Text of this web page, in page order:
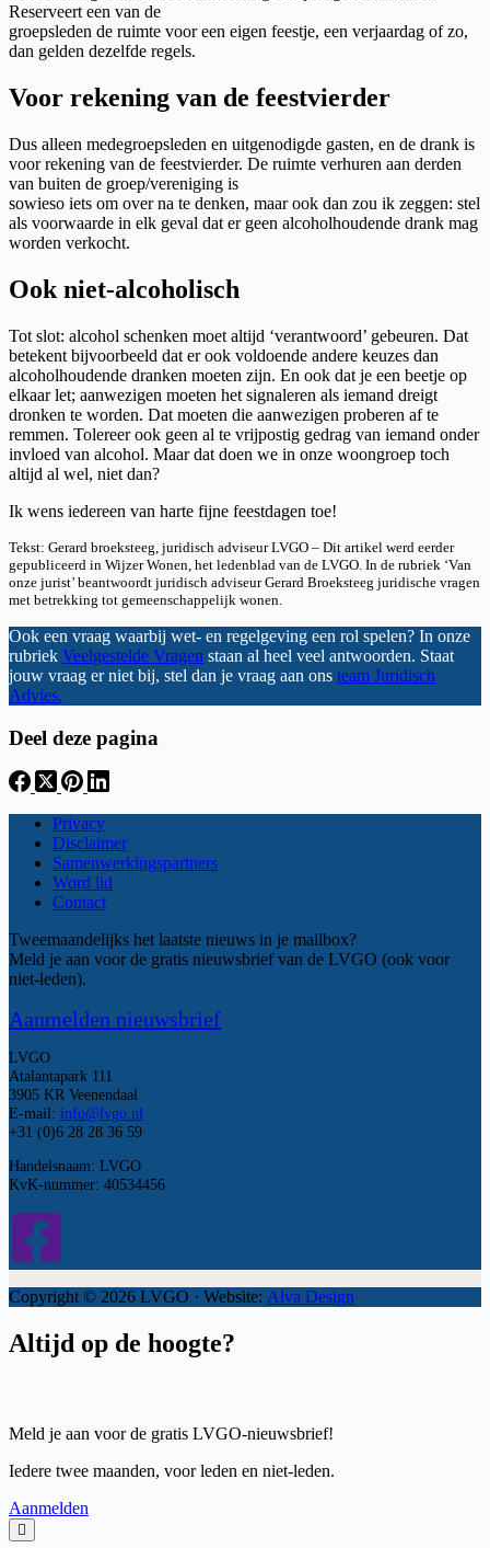
Reserveert een van de
groepsleden de ruimte voor een eigen feestje, een verjaardag of zo,
dan gelden dezelfde regels.
Voor rekening van de feestvierder
Dus alleen medegroepsleden en uitgenodigde gasten, en de drank is
voor rekening van de feestvierder. De ruimte verhuren aan derden
van buiten de groep/vereniging is
sowieso iets om over na te denken, maar ook dan zou ik zeggen: stel
als voorwaarde in elk geval dat er geen alcoholhoudende drank mag
worden verkocht.
Ook niet-alcoholisch
Tot slot: alcohol schenken moet altijd ‘verantwoord’ gebeuren. Dat
betekent bijvoorbeeld dat er ook voldoende andere keuzes dan
alcoholhoudende dranken moeten zijn. En ook dat je een beetje op
elkaar let; aanwezigen moeten het signaleren als iemand dreigt
dronken te worden. Dat moeten die aanwezigen proberen af te
remmen. Tolereer ook geen al te vrijpostig gedrag van iemand onder
invloed van alcohol. Maar dat doen we in onze woongroep toch
altijd al wel, niet dan?
Ik wens iedereen van harte fijne feestdagen toe!
Tekst: Gerard broeksteeg, juridisch adviseur LVGO – Dit artikel werd eerder
gepubliceerd in Wijzer Wonen, het ledenblad van de LVGO. In de rubriek ‘Van
onze jurist’ beantwoordt juridisch adviseur Gerard Broeksteeg juridische vragen
met betrekking tot gemeenschappelijk wonen.
Ook een vraag waarbij wet- en regelgeving een rol spelen? In onze
rubriek Veelgestelde Vragen staan al heel veel antwoorden. Staat
jouw vraag er niet bij, stel dan je vraag aan ons team Juridisch
Advies.
Deel deze pagina
Privacy
Disclaimer
Samenwerkingspartners
Word lid
Contact
Tweemaandelijks het laatste nieuws in je mailbox?
Meld je aan voor de gratis nieuwsbrief van de LVGO (ook voor
niet-leden).
Aanmelden nieuwsbrief
LVGO
Atalantapark 111
3905 KR Veenendaal
E-mail: info@lvgo.nl
+31 (0)6 28 28 36 59
Handelsnaam: LVGO
KvK-nummer: 40534456
Copyright © 2026 LVGO · Website: Alva Design
Altijd op de hoogte?
Meld je aan voor de gratis LVGO-nieuwsbrief!
Iedere twee maanden, voor leden en niet-leden.
Aanmelden